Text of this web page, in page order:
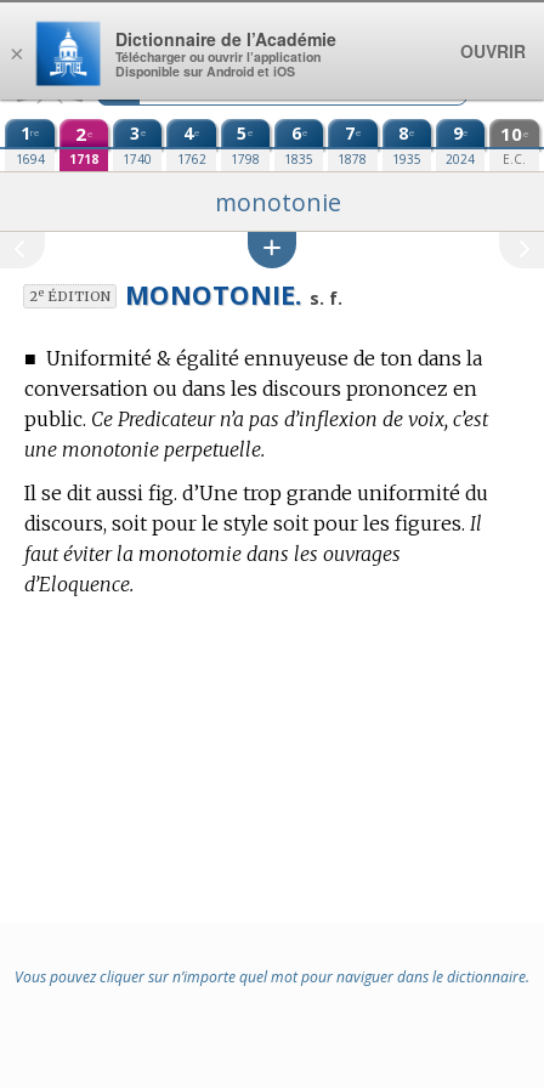
Aller au contenu
1re
1694
2e
1718
3e
1740
4e
1762
5e
1798
6e
1835
7e
1878
8e
1935
9e
2024
10e
E.C.
monotonie
2eÉDITION MONOTONIE. s. f.
■ Uniformité & égalité ennuyeuse de ton dans la
conversation ou dans les discours prononcez en
public. Ce Predicateur n’a pas d’inflexion de voix, c’est
une monotonie perpetuelle.
Il se dit aussi fig. d’Une trop grande uniformité du
discours, soit pour le style soit pour les figures. Il
faut éviter la monotomie dans les ouvrages
d’Eloquence.
Vous pouvez cliquer sur n’importe quel mot pour naviguer dans le dictionnaire.
×
Dictionnaire de l’Académie
Télécharger ou ouvrir l’application
Disponible sur Android et iOS
OUVRIR